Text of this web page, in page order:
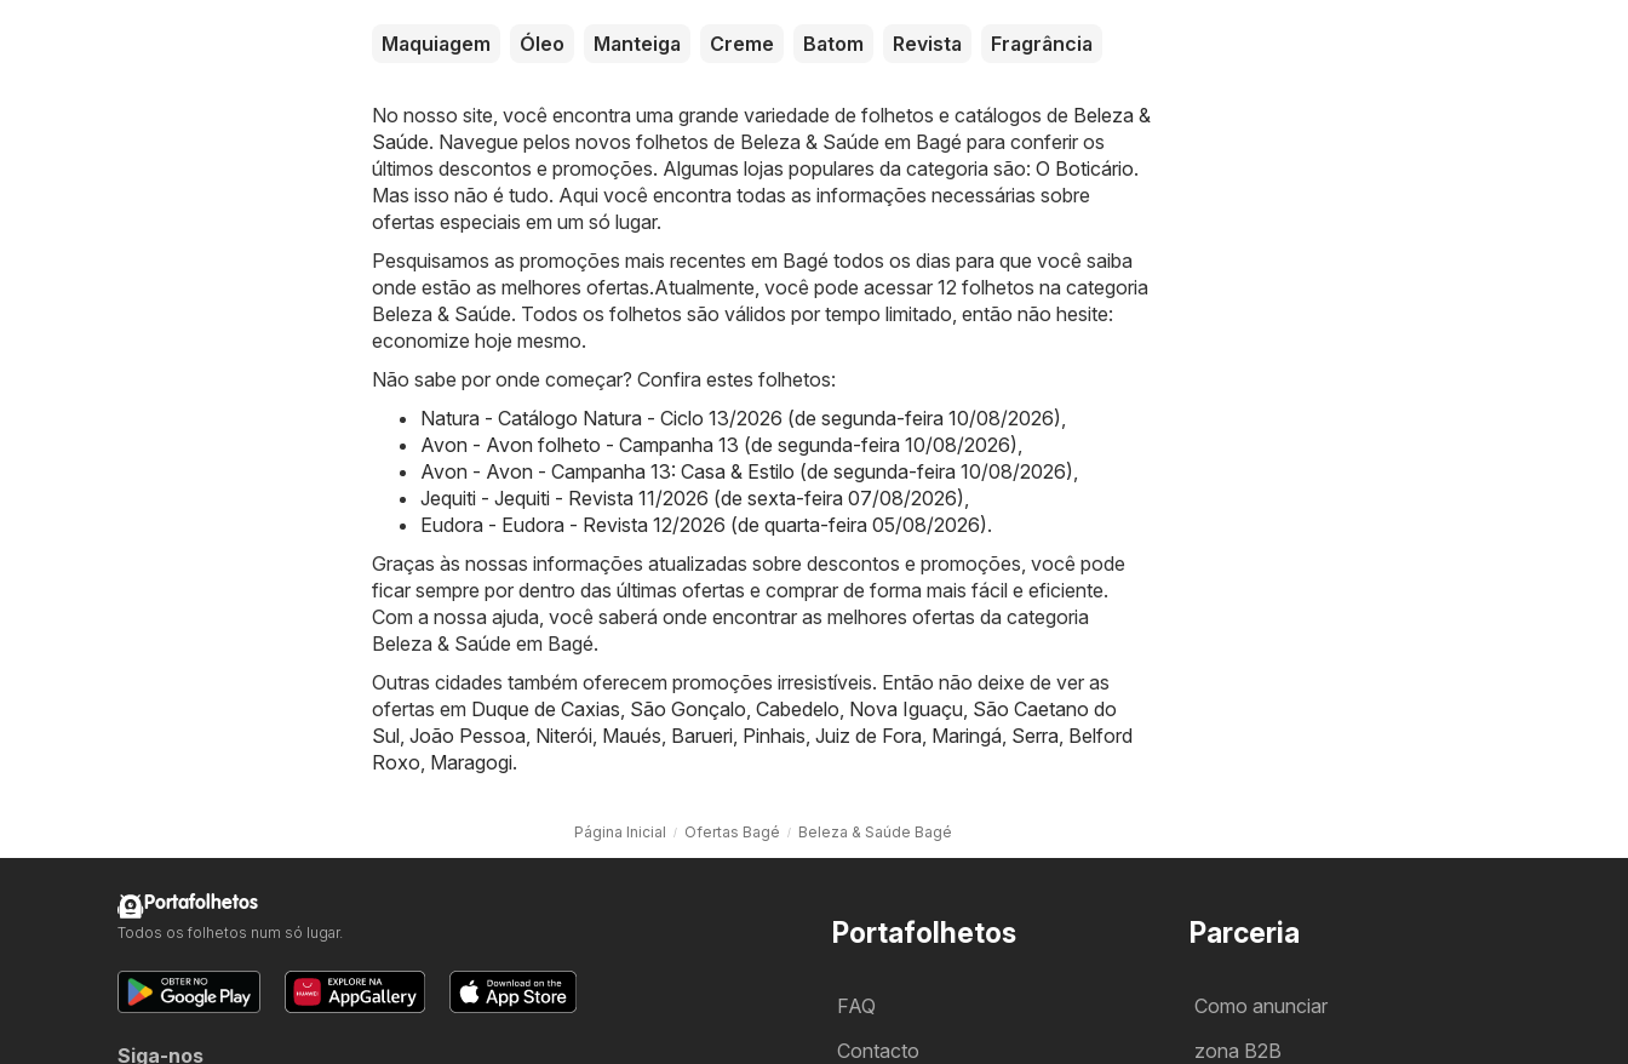
Maquiagem Óleo Manteiga Creme Batom Revista Fragrância
No nosso site, você encontra uma grande variedade de folhetos e catálogos de Beleza &
Saúde. Navegue pelos novos folhetos de Beleza & Saúde em Bagé para conferir os
últimos descontos e promoções. Algumas lojas populares da categoria são: O Boticário.
Mas isso não é tudo. Aqui você encontra todas as informações necessárias sobre
ofertas especiais em um só lugar.
Pesquisamos as promoções mais recentes em Bagé todos os dias para que você saiba
onde estão as melhores ofertas.Atualmente, você pode acessar 12 folhetos na categoria
Beleza & Saúde. Todos os folhetos são válidos por tempo limitado, então não hesite:
economize hoje mesmo.
Não sabe por onde começar? Confira estes folhetos:
Natura - Catálogo Natura - Ciclo 13/2026 (de segunda-feira 10/08/2026)
Avon - Avon folheto - Campanha 13 (de segunda-feira 10/08/2026)
Avon - Avon - Campanha 13: Casa & Estilo (de segunda-feira 10/08/2026)
Jequiti - Jequiti - Revista 11/2026 (de sexta-feira 07/08/2026)
Eudora - Eudora - Revista 12/2026 (de quarta-feira 05/08/2026).
Graças às nossas informações atualizadas sobre descontos e promoções, você pode
ficar sempre por dentro das últimas ofertas e comprar de forma mais fácil e eficiente.
Com a nossa ajuda, você saberá onde encontrar as melhores ofertas da categoria
Beleza & Saúde em Bagé.
Outras cidades também oferecem promoções irresistíveis. Então não deixe de ver as
ofertas em Duque de Caxias São Gonçalo Cabedelo Nova Iguaçu São Caetano do
Sul João Pessoa Niterói Maués Barueri Pinhais Juiz de Fora Maringá Serra Belford
Roxo Maragogi.
Página Inicial Ofertas Bagé Beleza & Saúde Bagé
Portafolhetos
FAQ
Contacto
Parceria
Como anunciar
zona B2B
Portafolhetos
Todos os folhetos num só lugar.
Siga-nos